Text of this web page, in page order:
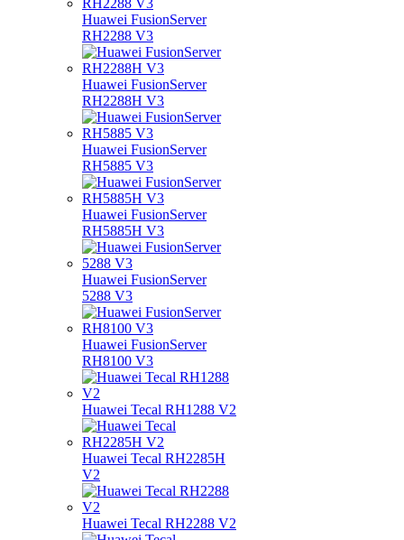
Huawei FusionServer
RH2288 V3
Huawei FusionServer
RH2288H V3
Huawei FusionServer
RH5885 V3
Huawei FusionServer
RH5885H V3
Huawei FusionServer
5288 V3
Huawei FusionServer
RH8100 V3
Huawei Tecal RH1288 V2
Huawei Tecal RH2285H
V2
Huawei Tecal RH2288 V2